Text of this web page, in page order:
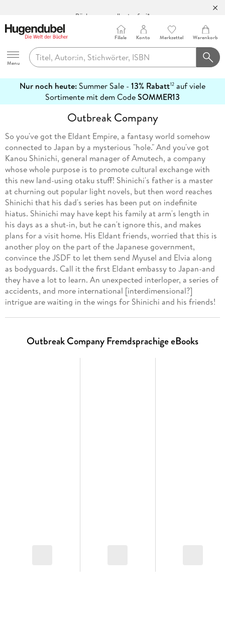
100 Tage Rückgaberecht***
Abholung in über 100 Filialen
Hugendubel
Menu
Filiale Konto Merkzettel Warenkorb
Nur noch heute: Summer Sale - 13% Rabatt12 auf viele
Sortimente mit dem CodeSOMMER13
erfahren
Outbreak Company
So you've got the Eldant Empire, a fantasy world somehow
connected to Japan by a mysterious "hole." And you've got
Kanou Shinichi, general manager of Amutech, a company
whose whole purpose is to promote cultural exchange with
this new land-using otaku stuff! Shinichi's father is a master
at churning out popular light novels, but then word reaches
Shinichi that his dad's series has been put on indefinite
hiatus. Shinichi may have kept his family at arm's length in
his days as a shut-in, but he can't ignore this, and makes
plans for a visit home. His Eldant friends, worried that this is
another ploy on the part of the Japanese government,
convince the JSDF to let them send Myusel and Elvia along
as bodyguards. Call it the first Eldant embassy to Japan-and
they have a lot to learn. An unexpected interloper, a series of
accidents, and more international [interdimensional?]
intrigue are waiting in the wings for Shinichi and his friends!
Outbreak Company Fremdsprachige eBooks